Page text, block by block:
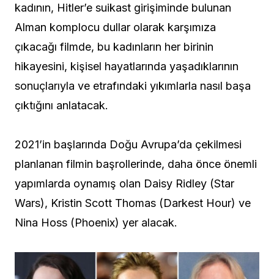
kadının, Hitler’e suikast girişiminde bulunan
Alman komplocu dullar olarak karşımıza
çıkacağı filmde, bu kadınların her birinin
hikayesini, kişisel hayatlarında yaşadıklarının
sonuçlarıyla ve etrafındaki yıkımlarla nasıl başa
çıktığını anlatacak.
2021’in başlarında Doğu Avrupa’da çekilmesi
planlanan filmin başrollerinde, daha önce önemli
yapımlarda oynamış olan Daisy Ridley (Star
Wars), Kristin Scott Thomas (Darkest Hour) ve
Nina Hoss (Phoenix) yer alacak.